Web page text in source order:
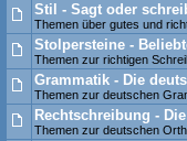
Stil - Sagt oder
Themen über gutes und
Stolpersteine -
Themen zur richtigen
Grammatik - Die
Themen zur deutschen
Rechtschreibung -
Themen zur deutschen